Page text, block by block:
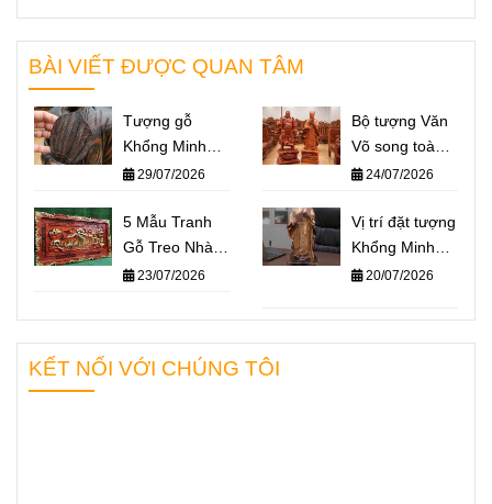
BÀI VIẾT ĐƯỢC QUAN TÂM
Tượng gỗ
Khổng Minh
giá bao nhiêu?
mẫu tượng
Khổng Minh
nổi bật nhất
29/07/2026
Bộ tượng Văn
Võ song toàn
Khổng Minh –
nghĩa và cách
đặt trên bàn
làm việc
24/07/2026
5 Mẫu Tranh
Gỗ Treo Nhà
Thờ Họ Ý
2026
23/07/2026
Vị trí đặt tượng
Khổng Minh
chuẩn phong
gian nào giúp
“quân sư” hỗ
20/07/2026
KẾT NỐI VỚI CHÚNG TÔI